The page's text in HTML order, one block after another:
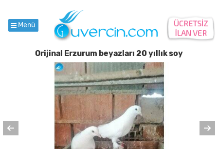
Menü
Orijinal Erzurum beyazları 20 yıllık soy